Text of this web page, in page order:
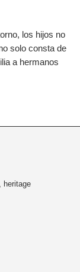
los hijos no
solo consta de
a hermanos
heritage